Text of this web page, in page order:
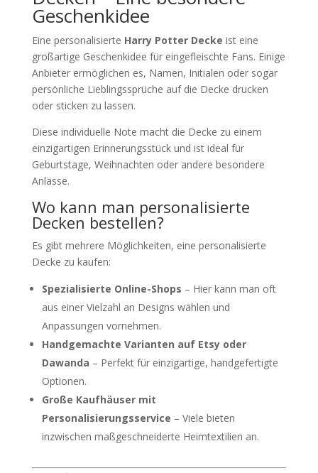
Geschenkidee
Eine personalisierte Harry Potter Decke ist eine
großartige Geschenkidee für eingefleischte Fans. Einige
Anbieter ermöglichen es, Namen, Initialen oder sogar
persönliche Lieblingssprüche auf die Decke drucken
oder sticken zu lassen.
Diese individuelle Note macht die Decke zu einem
einzigartigen Erinnerungsstück und ist ideal für
Geburtstage, Weihnachten oder andere besondere
Anlässe.
Wo kann man personalisierte
Decken bestellen?
Es gibt mehrere Möglichkeiten, eine personalisierte
Decke zu kaufen:
Spezialisierte Online-Shops – Hier kann man oft
aus einer Vielzahl an Designs wählen und
Anpassungen vornehmen.
Handgemachte Varianten auf Etsy oder
Dawanda – Perfekt für einzigartige, handgefertigte
Optionen.
Große Kaufhäuser mit
Personalisierungsservice – Viele bieten
inzwischen maßgeschneiderte Heimtextilien an.